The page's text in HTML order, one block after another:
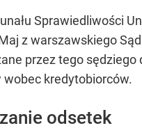
Sprawiedliwości
z warszawskiego
przez tego
wobec kredytobiorców.
odsetek